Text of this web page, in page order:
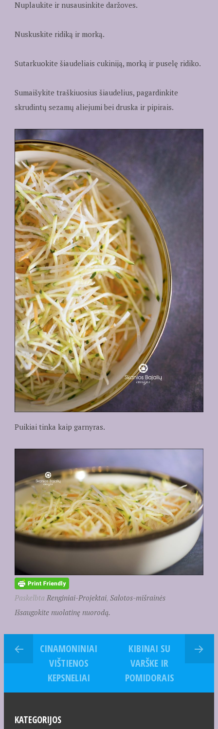
Nuplaukite ir nusausinkite daržoves.
Nuskuskite ridiką ir morką.
Sutarkuokite šiaudeliais cukiniją, morką ir puselę ridiko.
Sumaišykite traškiuosius šiaudelius, pagardinkite
skrudintų sezamų aliejumi bei druska ir pipirais.
Puikiai tinka kaip garnyras.
Paskelbta Renginiai-Projektai, Salotos-mišrainės
Išsaugokite nuolatinę nuorodą.
CINAMONINIAI
VIŠTIENOS
KEPSNELIAI
KIBINAI SU
VARŠKE IR
POMIDORAIS
KATEGORIJOS